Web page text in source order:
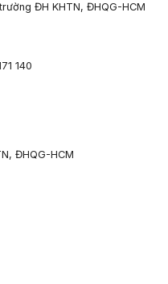
ĐH KHTN, ĐHQG-HCM
140
ĐHQG-HCM